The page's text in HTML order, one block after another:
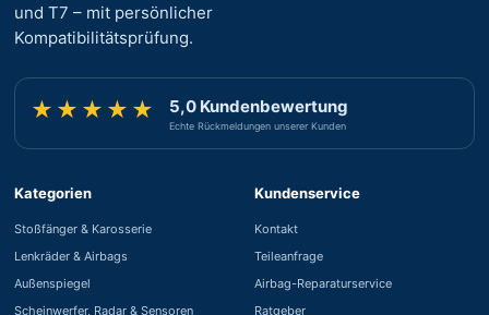
und T7 – mit persönlicher
Kompatibilitätsprüfung.
★★★★★ 5,0 Kundenbewertung
Echte Rückmeldungen unserer Kunden
Kategorien
Stoßfänger & Karosserie
Lenkräder & Airbags
Außenspiegel
Scheinwerfer, Radar & Sensoren
Kundenservice
Kontakt
Teileanfrage
Airbag-Reparaturservice
Ratgeber